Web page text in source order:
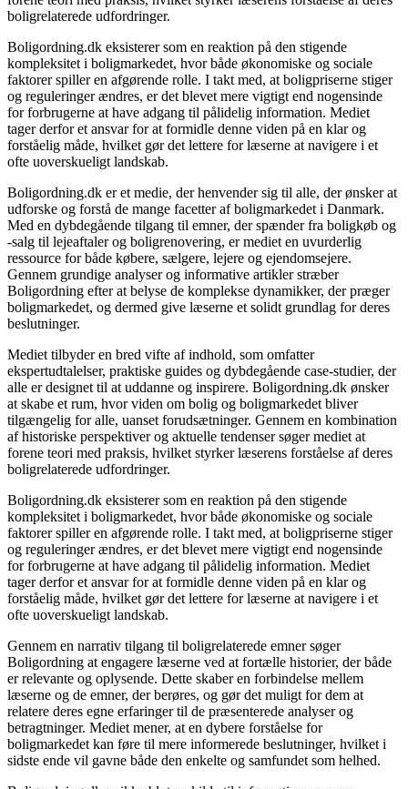
boligrelaterede udfordringer.
Boligordning.dk eksisterer som en reaktion på den stigende
kompleksitet i boligmarkedet, hvor både økonomiske og sociale
faktorer spiller en afgørende rolle. I takt med, at boligpriserne stiger
og reguleringer ændres, er det blevet mere vigtigt end nogensinde
for forbrugerne at have adgang til pålidelig information. Mediet
tager derfor et ansvar for at formidle denne viden på en klar og
forståelig måde, hvilket gør det lettere for læserne at navigere i et
ofte uoverskueligt landskab.
Boligordning.dk er et medie, der henvender sig til alle, der ønsker at
udforske og forstå de mange facetter af boligmarkedet i Danmark.
Med en dybdegående tilgang til emner, der spænder fra boligkøb og
-salg til lejeaftaler og boligrenovering, er mediet en uvurderlig
ressource for både købere, sælgere, lejere og ejendomsejere.
Gennem grundige analyser og informative artikler stræber
Boligordning efter at belyse de komplekse dynamikker, der præger
boligmarkedet, og dermed give læserne et solidt grundlag for deres
beslutninger.
Mediet tilbyder en bred vifte af indhold, som omfatter
ekspertudtalelser, praktiske guides og dybdegående case-studier, der
alle er designet til at uddanne og inspirere. Boligordning.dk ønsker
at skabe et rum, hvor viden om bolig og boligmarkedet bliver
tilgængelig for alle, uanset forudsætninger. Gennem en kombination
af historiske perspektiver og aktuelle tendenser søger mediet at
forene teori med praksis, hvilket styrker læserens forståelse af deres
boligrelaterede udfordringer.
Boligordning.dk eksisterer som en reaktion på den stigende
kompleksitet i boligmarkedet, hvor både økonomiske og sociale
faktorer spiller en afgørende rolle. I takt med, at boligpriserne stiger
og reguleringer ændres, er det blevet mere vigtigt end nogensinde
for forbrugerne at have adgang til pålidelig information. Mediet
tager derfor et ansvar for at formidle denne viden på en klar og
forståelig måde, hvilket gør det lettere for læserne at navigere i et
ofte uoverskueligt landskab.
Gennem en narrativ tilgang til boligrelaterede emner søger
Boligordning at engagere læserne ved at fortælle historier, der både
er relevante og oplysende. Dette skaber en forbindelse mellem
læserne og de emner, der berøres, og gør det muligt for dem at
relatere deres egne erfaringer til de præsenterede analyser og
betragtninger. Mediet mener, at en dybere forståelse for
boligmarkedet kan føre til mere informerede beslutninger, hvilket i
sidste ende vil gavne både den enkelte og samfundet som helhed.